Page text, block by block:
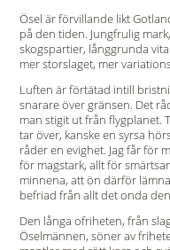
Ösel är förvillande likt
på den tiden. Jungfrulig
skogspartier, långgrunda
mer storslaget, mer
Luften är förtätad intill
snarare över gränsen. Det
man stigit ut från flygplanet.
tar över, kanske en syrsa
råder en evighet. Jag får för
för magstark, allt för
minnena, att ön därför
befriad från allt det onda
Den långa ofriheten, från
Öselmännen, söner av